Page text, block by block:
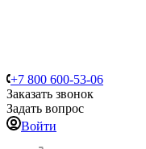
+7 800 600-53-06
Заказать звонок
Задать вопрос
Войти